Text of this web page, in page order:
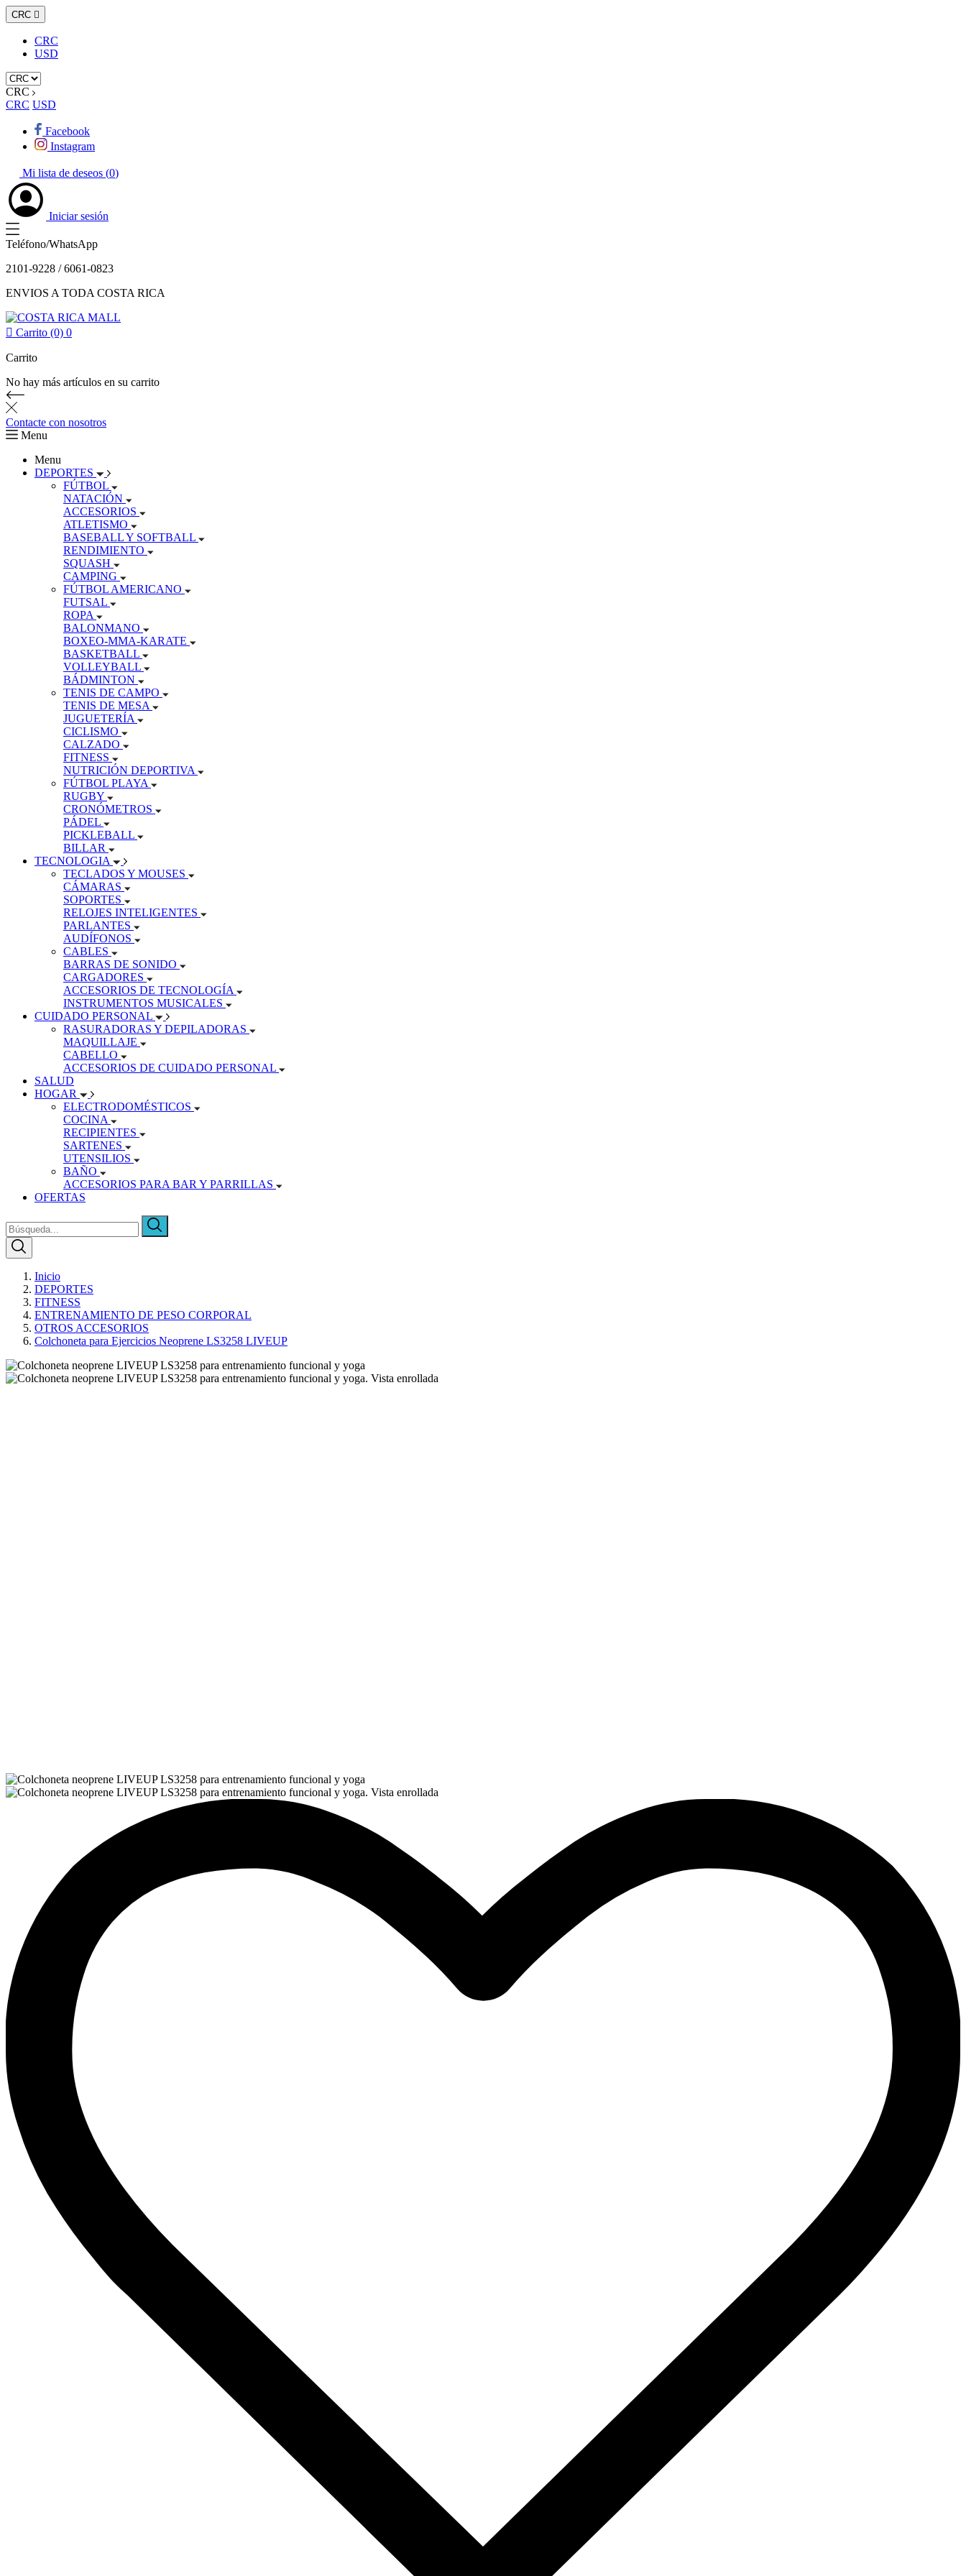
CRC 
CRC
USD
CRC
CRC USD
Facebook
Instagram
Mi lista de deseos (0)
Iniciar sesión
Teléfono/WhatsApp
2101-9228 / 6061-0823
ENVIOS A TODA COSTA RICA
 Carrito (0) 0
Carrito
No hay más artículos en su carrito
Contacte con nosotros
Menu
Menu
DEPORTES
FÚTBOL
NATACIÓN
ACCESORIOS
ATLETISMO
BASEBALL Y SOFTBALL
RENDIMIENTO
SQUASH
CAMPING
FÚTBOL AMERICANO
FUTSAL
ROPA
BALONMANO
BOXEO-MMA-KARATE
BASKETBALL
VOLLEYBALL
BÁDMINTON
TENIS DE CAMPO
TENIS DE MESA
JUGUETERÍA
CICLISMO
CALZADO
FITNESS
NUTRICIÓN DEPORTIVA
FÚTBOL PLAYA
RUGBY
CRONÓMETROS
PÁDEL
PICKLEBALL
BILLAR
TECNOLOGIA
TECLADOS Y MOUSES
CÁMARAS
SOPORTES
RELOJES INTELIGENTES
PARLANTES
AUDÍFONOS
CABLES
BARRAS DE SONIDO
CARGADORES
ACCESORIOS DE TECNOLOGÍA
INSTRUMENTOS MUSICALES
CUIDADO PERSONAL
RASURADORAS Y DEPILADORAS
MAQUILLAJE
CABELLO
ACCESORIOS DE CUIDADO PERSONAL
SALUD
HOGAR
ELECTRODOMÉSTICOS
COCINA
RECIPIENTES
SARTENES
UTENSILIOS
BAÑO
ACCESORIOS PARA BAR Y PARRILLAS
OFERTAS
Inicio
DEPORTES
FITNESS
ENTRENAMIENTO DE PESO CORPORAL
OTROS ACCESORIOS
Colchoneta para Ejercicios Neoprene LS3258 LIVEUP